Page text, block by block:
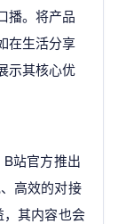
播。将产品
在生活分享
示其核心优
B站官方推出
高效的对接
，其内容也会